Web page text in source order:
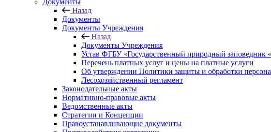
Документы
Назад
Документы
Документы Учреждения
Назад
Документы Учреждения
Устав ФГБУ «Государственный природный заповедник
Перечень платных услуг и цены на платные услуги
Об утверждении Политики защиты и обработки
Лесохозяйственный регламент
Законодательные акты
Нормативно-правовые акты
Ведомственные акты
Стратегии и Концепции
Правоустанавливающие документы